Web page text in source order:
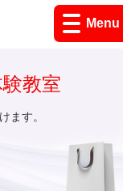
Menu
教室
ます。